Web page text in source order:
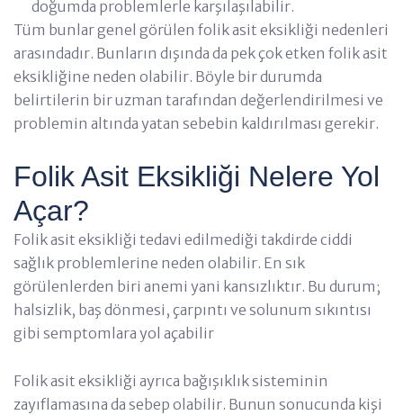
doğumda problemlerle karşılaşılabilir.
Tüm bunlar genel görülen folik asit eksikliği nedenleri
arasındadır. Bunların dışında da pek çok etken folik asit
eksikliğine neden olabilir. Böyle bir durumda
belirtilerin bir uzman tarafından değerlendirilmesi ve
problemin altında yatan sebebin kaldırılması gerekir.
Folik Asit Eksikliği Nelere Yol
Açar?
Folik asit eksikliği tedavi edilmediği takdirde ciddi
sağlık problemlerine neden olabilir. En sık
görülenlerden biri anemi yani kansızlıktır. Bu durum;
halsizlik, baş dönmesi, çarpıntı ve solunum sıkıntısı
gibi semptomlara yol açabilir
Folik asit eksikliği ayrıca bağışıklık sisteminin
zayıflamasına da sebep olabilir. Bunun sonucunda kişi